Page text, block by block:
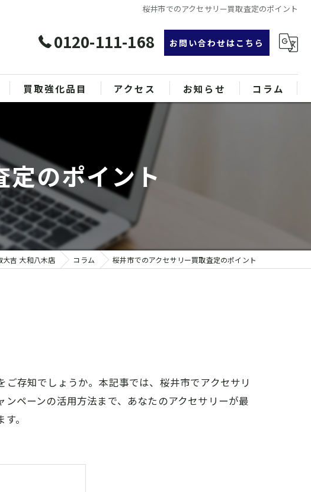
桜井市でのアクセサリー買取査定のポイント
0120-111-168 お問い合わせはこちら
買取強化品目
ブランド品
貴金属
時計
金
アクセス お知らせ コラム
のポイント
吉 大和八木店 コラム 桜井市でのアクセサリー買取査定のポイント
存知でしょうか。本記事では、桜井市でアクセサリ
ペーンの活用方法まで、あなたのアクセサリーが最
。